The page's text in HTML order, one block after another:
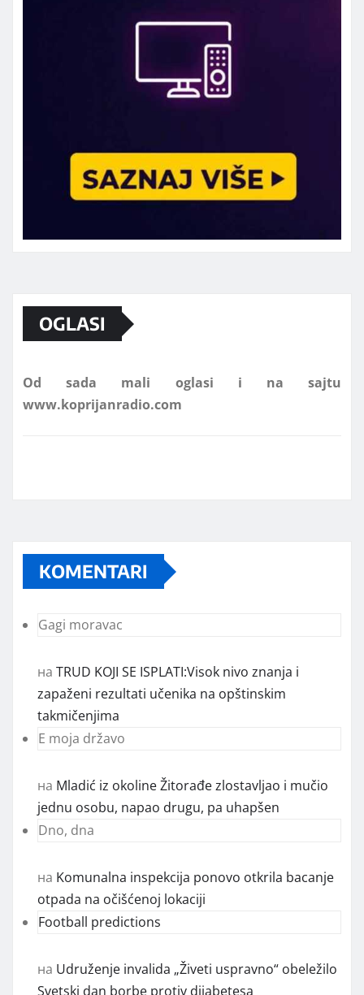
OGLASI
Od sada mali oglasi i na sajtu
KOMENTARI
Gagi moravac
на TRUD KOJI SE ISPLATI:Visok nivo znanja i
zapaženi rezultati učenika na opštinskim
takmičenjima
E moja državo
на Mladić iz okoline Žitorađe zlostavljao i mučio
jednu osobu, napao drugu, pa uhapšen
Dno, dna
на Komunalna inspekcija ponovo otkrila bacanje
otpada na očišćenoj lokaciji
Football predictions
на Udruženje invalida „Živeti uspravno“ obeležilo
Svetski dan borbe protiv dijabetesa